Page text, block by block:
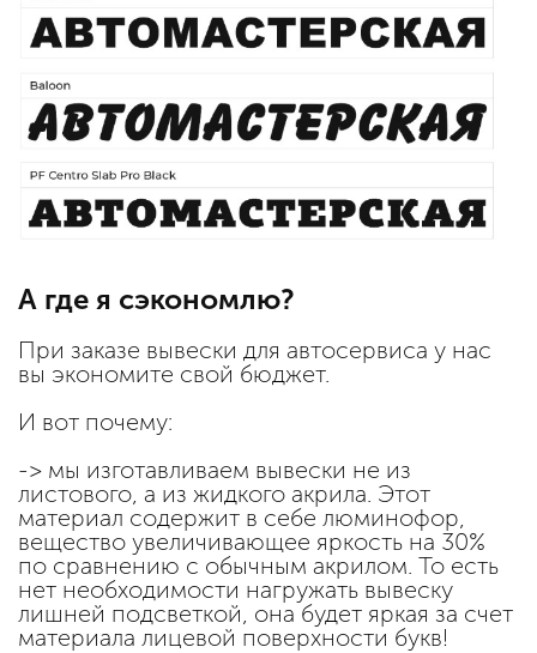
А где я сэкономлю?
При заказе вывески для автосервиса у нас
вы экономите свой бюджет.
И вот почему:
-> мы изготавливаем вывески не из
листового, а из жидкого акрила. Этот
материал содержит в себе люминофор,
вещество увеличивающее яркость на 30%
по сравнению с обычным акрилом. То есть
нет необходимости нагружать вывеску
лишней подсветкой, она будет яркая за счет
материала лицевой поверхности букв!